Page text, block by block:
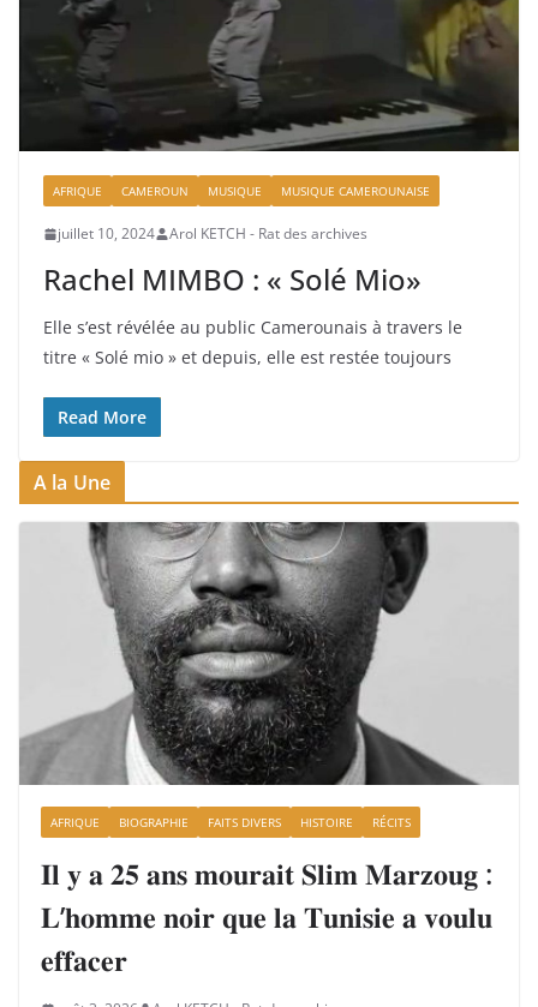
AFRIQUE CAMEROUN MUSIQUE MUSIQUE CAMEROUNAISE
juillet 10, 2024 Arol KETCH - Rat des archives
Rachel MIMBO : « Solé Mio»
Elle s’est révélée au public Camerounais à travers le
titre « Solé mio » et depuis, elle est restée toujours
Read More
A la Une
AFRIQUE BIOGRAPHIE FAITS DIVERS HISTOIRE RÉCITS
𝐈𝐥 𝐲 𝐚 𝟐𝟓 𝐚𝐧𝐬 𝐦𝐨𝐮𝐫𝐚𝐢𝐭 𝐒𝐥𝐢𝐦 𝐌𝐚𝐫𝐳𝐨𝐮𝐠 :
𝐋’𝐡𝐨𝐦𝐦𝐞 𝐧𝐨𝐢𝐫 𝐪𝐮𝐞 𝐥𝐚 𝐓𝐮𝐧𝐢𝐬𝐢𝐞 𝐚 𝐯𝐨𝐮𝐥𝐮
𝐞𝐟𝐟𝐚𝐜𝐞𝐫